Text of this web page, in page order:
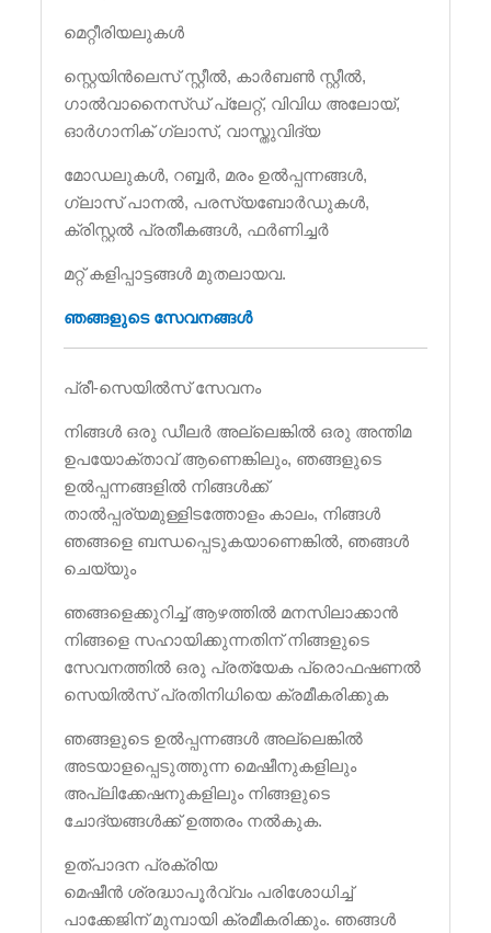
മെറ്റീരിയലുകൾ
സ്റ്റെയിൻ‌ലെസ് സ്റ്റീൽ, കാർബൺ സ്റ്റീൽ,
ഗാൽവാനൈസ്ഡ് പ്ലേറ്റ്, വിവിധ അലോയ്,
ഓർഗാനിക് ഗ്ലാസ്, വാസ്തുവിദ്യ
മോഡലുകൾ, റബ്ബർ, മരം ഉൽപ്പന്നങ്ങൾ,
ഗ്ലാസ് പാനൽ, പരസ്യബോർഡുകൾ,
ക്രിസ്റ്റൽ പ്രതീകങ്ങൾ, ഫർണിച്ചർ
മറ്റ് കളിപ്പാട്ടങ്ങൾ മുതലായവ.
ഞങ്ങളുടെ സേവനങ്ങൾ
പ്രീ-സെയിൽസ് സേവനം
നിങ്ങൾ ഒരു ഡീലർ അല്ലെങ്കിൽ ഒരു അന്തിമ
ഉപയോക്താവ് ആണെങ്കിലും, ഞങ്ങളുടെ
ഉൽപ്പന്നങ്ങളിൽ നിങ്ങൾക്ക്
താൽപ്പര്യമുള്ളിടത്തോളം കാലം, നിങ്ങൾ
ഞങ്ങളെ ബന്ധപ്പെടുകയാണെങ്കിൽ, ഞങ്ങൾ
ചെയ്യും
ഞങ്ങളെക്കുറിച്ച് ആഴത്തിൽ മനസിലാക്കാൻ
നിങ്ങളെ സഹായിക്കുന്നതിന് നിങ്ങളുടെ
സേവനത്തിൽ ഒരു പ്രത്യേക പ്രൊഫഷണൽ
സെയിൽസ് പ്രതിനിധിയെ ക്രമീകരിക്കുക
ഞങ്ങളുടെ ഉൽപ്പന്നങ്ങൾ അല്ലെങ്കിൽ
അടയാളപ്പെടുത്തുന്ന മെഷീനുകളിലും
അപ്ലിക്കേഷനുകളിലും നിങ്ങളുടെ
ചോദ്യങ്ങൾക്ക് ഉത്തരം നൽകുക.
ഉത്പാദന പ്രക്രിയ
മെഷീൻ ശ്രദ്ധാപൂർവ്വം പരിശോധിച്ച്
പാക്കേജിന് മുമ്പായി ക്രമീകരിക്കും. ഞങ്ങൾ